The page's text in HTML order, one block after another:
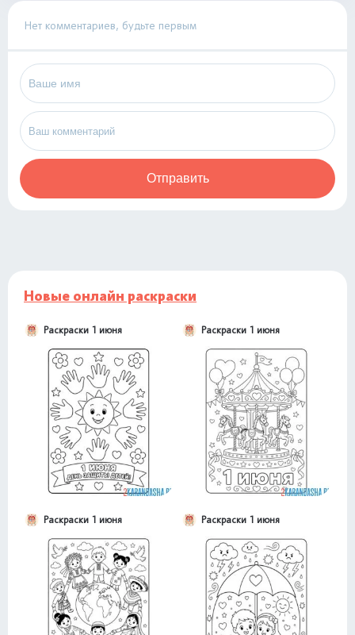
Нет комментариев, будьте первым
Отправить
Новые онлайн раскраски
Раскраски 1 июня Раскраски 1 июня
Раскраски 1 июня Раскраски 1 июня